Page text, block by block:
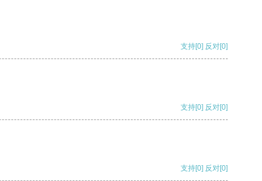
支持[0] 反对[0]
支持[0] 反对[0]
支持[0] 反对[0]